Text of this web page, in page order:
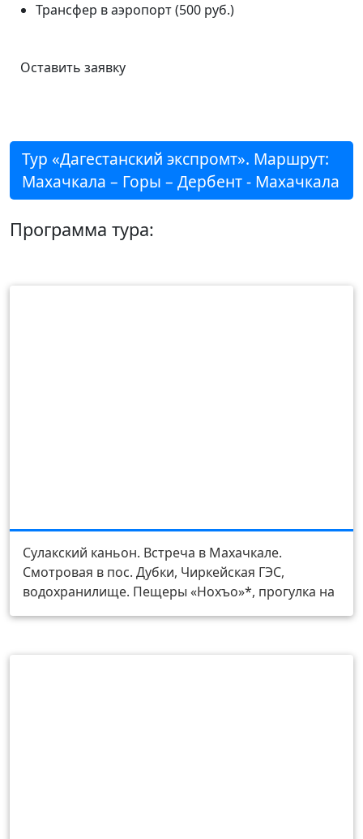
Трансфер в аэропорт (500 руб.)
Оставить заявку
Тур «Дагестанский экспромт». Маршрут:
Махачкала – Горы – Дербент - Махачкала
Программа тура:
Сулакский каньон. Встреча в Махачкале.
Смотровая в пос. Дубки, Чиркейская ГЭС,
водохранилище. Пещеры «Нохъо»*, прогулка на